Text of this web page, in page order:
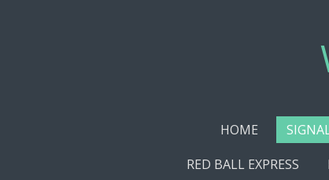
HOME
RED BALL EXPRESS